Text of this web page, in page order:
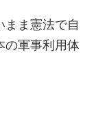
ま憲法で自
の軍事利用体